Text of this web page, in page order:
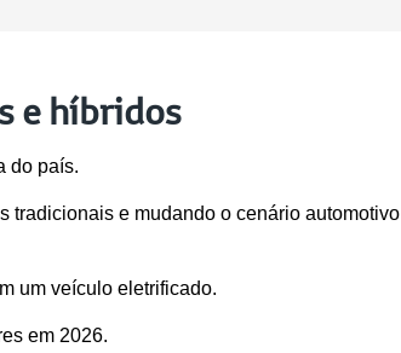
e híbridos
do país.
tradicionais e mudando o cenário automotivo
um veículo eletrificado.
em 2026.